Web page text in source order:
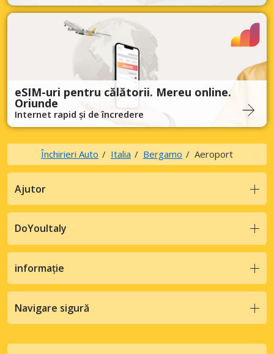
eSIM-uri pentru călătorii. Mereu online.
Oriunde
Internet rapid și de încredere
Închirieri Auto Italia Bergamo Aeroport
Ajutor
DoYouItaly
informație
Navigare sigură